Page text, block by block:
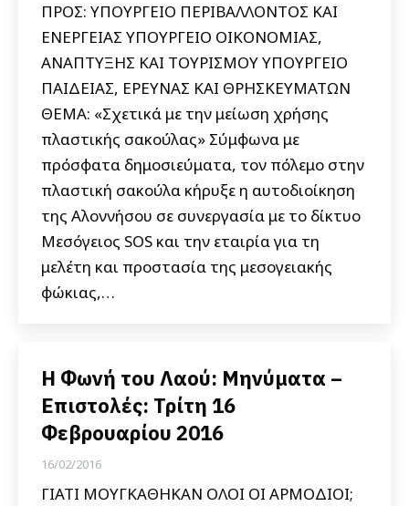
ΠΡΟΣ: ΥΠΟΥΡΓΕΙΟ ΠΕΡΙΒΑΛΛΟΝΤΟΣ ΚΑΙ
ΕΝΕΡΓΕΙΑΣ ΥΠΟΥΡΓΕΙΟ ΟΙΚΟΝΟΜΙΑΣ,
ΑΝΑΠΤΥΞΗΣ ΚΑΙ ΤΟΥΡΙΣΜΟΥ ΥΠΟΥΡΓΕΙΟ
ΠΑΙΔΕΙΑΣ, ΕΡΕΥΝΑΣ ΚΑΙ ΘΡΗΣΚΕΥΜΑΤΩΝ
ΘΕΜΑ: «Σχετικά με την μείωση χρήσης
πλαστικής σακούλας» Σύμφωνα με
πρόσφατα δημοσιεύματα, τον πόλεμο στην
πλαστική σακούλα κήρυξε η αυτοδιοίκηση
της Αλοννήσου σε συνεργασία με το δίκτυο
Μεσόγειος SOS και την εταιρία για τη
μελέτη και προστασία της μεσογειακής
φώκιας,…
Η Φωνή του Λαού: Μηνύματα –
Επιστολές: Τρίτη 16
Φεβρουαρίου 2016
16/02/2016
ΓΙΑΤΙ ΜΟΥΓΚΑΘΗΚΑΝ ΟΛΟΙ ΟΙ ΑΡΜΟΔΙΟΙ;